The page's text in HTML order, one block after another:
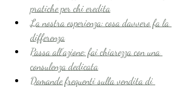
pratiche per chi eredita
La nostra esperienza: cosa davvero fa la
differenza
Passa all’azione: fai chiarezza con una
consulenza dedicata
Domande frequenti sulla vendita di